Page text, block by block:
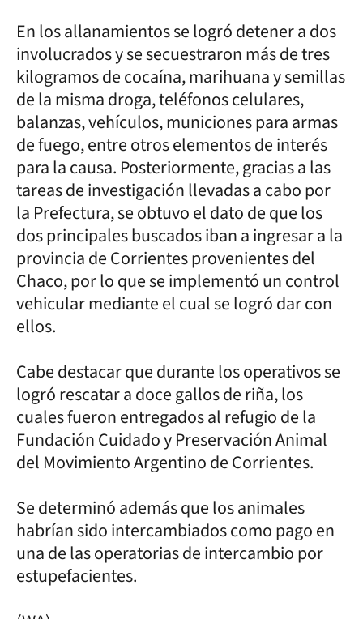
En los allanamientos se logró detener a dos
involucrados y se secuestraron más de tres
kilogramos de cocaína, marihuana y semillas
de la misma droga, teléfonos celulares,
balanzas, vehículos, municiones para armas
de fuego, entre otros elementos de interés
para la causa. Posteriormente, gracias a las
tareas de investigación llevadas a cabo por
la Prefectura, se obtuvo el dato de que los
dos principales buscados iban a ingresar a la
provincia de Corrientes provenientes del
Chaco, por lo que se implementó un control
vehicular mediante el cual se logró dar con
ellos.
Cabe destacar que durante los operativos se
logró rescatar a doce gallos de riña, los
cuales fueron entregados al refugio de la
Fundación Cuidado y Preservación Animal
del Movimiento Argentino de Corrientes.
Se determinó además que los animales
habrían sido intercambiados como pago en
una de las operatorias de intercambio por
estupefacientes.